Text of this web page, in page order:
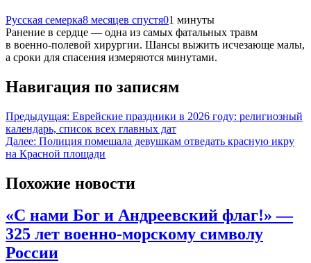
Русская семерка8 месяцев спустя01 минуты
Ранение в сердце — одна из самых фатальных травм
в военно-полевой хирургии. Шансы выжить исчезающе малы,
а сроки для спасения измеряются минутами.
Навигация по записям
Предыдущая: Еврейские праздники в 2026 году: религиозный
календарь, список всех главных дат
Далее: Полиция помешала девушкам отведать красную икру
на Красной площади
Похожие новости
«С нами Бог и Андреевский флаг!» —
325 лет военно-морскому символу
России